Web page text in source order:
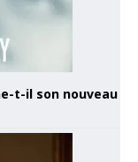
t-il son nouveau